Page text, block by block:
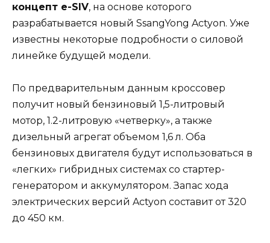
концепт e-SIV, на основе которого
разрабатывается новый SsangYong Actyon. Уже
известны некоторые подробности о силовой
линейке будущей модели.
По предварительным данным кроссовер
получит новый бензиновый 1,5-литровый
мотор, 1.2-литровую «четверку», а также
дизельный агрегат объемом 1,6 л. Оба
бензиновых двигателя будут использоваться в
«легких» гибридных системах со стартер-
генератором и аккумулятором. Запас хода
электрических версий Actyon составит от 320
до 450 км.